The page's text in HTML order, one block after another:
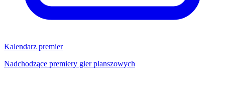
Kalendarz premier
Nadchodzące premiery gier planszowych